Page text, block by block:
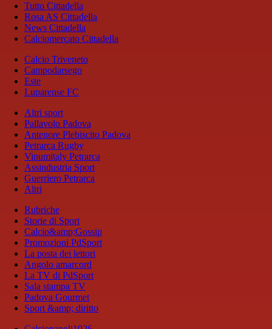
Tutto Cittadella
Rosa AS Cittadella
News Cittadella
Calciomercato Cittadella
Calcio Triveneto
Campodarsego
Este
Luparense FC
Altri sport
Pallavolo Padova
Antenore Plebiscito Padova
Petrarca Rugby
Vinumitaly Petrarca
Assindustria Sport
Guerriero Petrarca
Altri
Rubriche
Storie di Sport
Calcio&amp;Gossip
Promozioni PdSport
La posta dei lettori
Angolo amarcord
La TV di PdSport
Sala stampa TV
Padova Gourmet
Sport &amp; diritto